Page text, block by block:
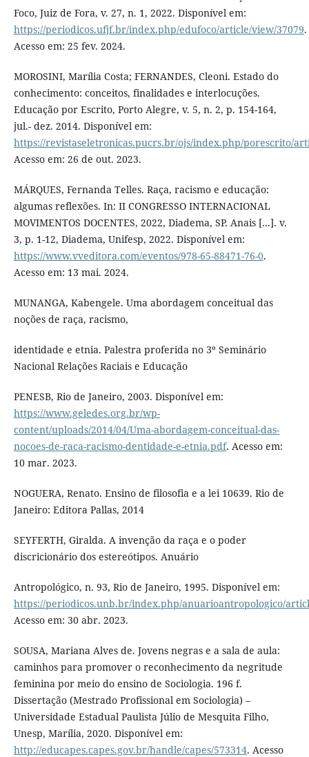
Foco, Juiz de Fora, v. 27, n. 1, 2022. Disponível em:
https://periodicos.ufjf.br/index.php/edufoco/article/view/37079.
Acesso em: 25 fev. 2024.
MOROSINI, Marília Costa; FERNANDES, Cleoni. Estado do
conhecimento: conceitos, finalidades e interlocuções.
Educação por Escrito, Porto Alegre, v. 5, n. 2, p. 154-164,
jul.- dez. 2014. Disponível em:
https://revistaseletronicas.pucrs.br/ojs/index.php/porescrito/
Acesso em: 26 de out. 2023.
MÁRQUES, Fernanda Telles. Raça, racismo e educação:
algumas reflexões. In: II CONGRESSO INTERNACIONAL
MOVIMENTOS DOCENTES, 2022, Diadema, SP. Anais [...]. v.
3, p. 1-12, Diadema, Unifesp, 2022. Disponível em:
https://www.vveditora.com/eventos/978-65-88471-76-0.
Acesso em: 13 mai. 2024.
MUNANGA, Kabengele. Uma abordagem conceitual das
noções de raça, racismo,
identidade e etnia. Palestra proferida no 3º Seminário
Nacional Relações Raciais e Educação
PENESB, Rio de Janeiro, 2003. Disponível em:
https://www.geledes.org.br/wp-
content/uploads/2014/04/Uma-abordagem-conceitual-das-
nocoes-de-raca-racismo-dentidade-e-etnia.pdf. Acesso em:
10 mar. 2023.
NOGUERA, Renato. Ensino de filosofia e a lei 10639. Rio de
Janeiro: Editora Pallas, 2014
SEYFERTH, Giralda. A invenção da raça e o poder
discricionário dos estereótipos. Anuário
Antropológico, n. 93, Rio de Janeiro, 1995. Disponível em:
https://periodicos.unb.br/index.php/anuarioantropologico/
Acesso em: 30 abr. 2023.
SOUSA, Mariana Alves de. Jovens negras e a sala de aula:
caminhos para promover o reconhecimento da negritude
feminina por meio do ensino de Sociologia. 196 f.
Dissertação (Mestrado Profissional em Sociologia) –
Universidade Estadual Paulista Júlio de Mesquita Filho,
Unesp, Marília, 2020. Disponível em:
http://educapes.capes.gov.br/handle/capes/573314. Acesso